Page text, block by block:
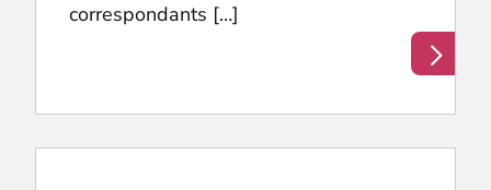
correspondants […]